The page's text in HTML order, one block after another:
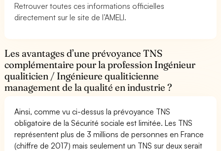
Retrouver toutes ces informations officielles
directement sur le site de l’AMELI.
Les avantages d’une prévoyance TNS
complémentaire pour la profession Ingénieur
qualiticien / Ingénieure qualiticienne
management de la qualité en industrie ?
Ainsi, comme vu ci-dessus la prévoyance TNS
obligatoire de la Sécurité sociale est limitée. Les TNS
représentent plus de 3 millions de personnes en France
(chiffre de 2017) mais seulement un TNS sur deux serait